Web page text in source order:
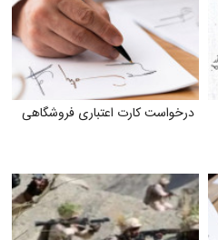
درخواست کارت اعتباری فروشگاهی